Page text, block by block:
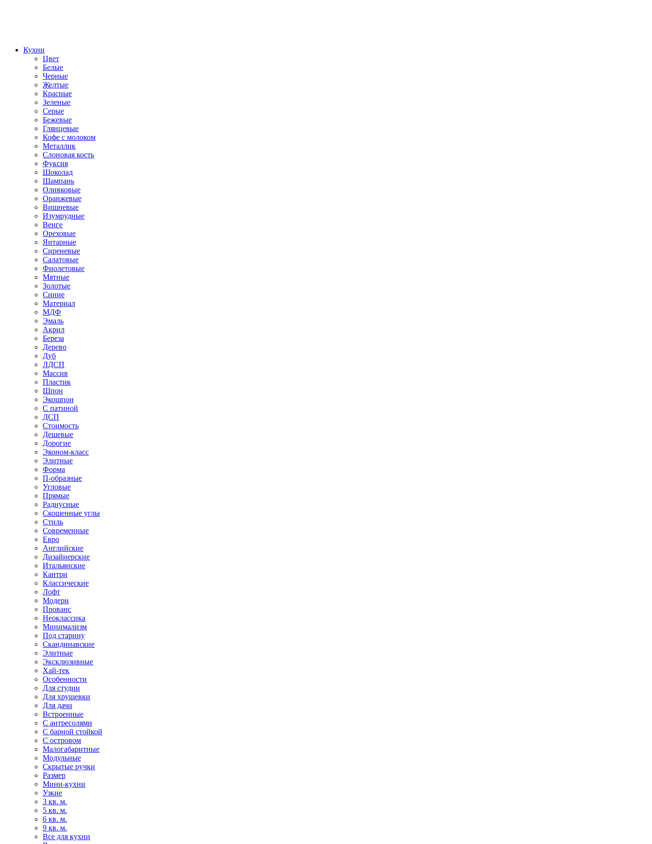
Кухни
Цвет
Белые
Черные
Желтые
Красные
Зеленые
Серые
Бежевые
Глянцевые
Кофе с молоком
Металлик
Слоновая кость
Фуксия
Шоколад
Шампань
Оливковые
Оранжевые
Вишневые
Изумрудные
Венге
Ореховые
Янтарные
Сиреневые
Салатовые
Фиолетовые
Мятные
Золотые
Синие
Материал
МДФ
Эмаль
Акрил
Береза
Дерево
Дуб
ЛДСП
Массив
Пластик
Шпон
Экошпон
С патиной
ДСП
Стоимость
Дешевые
Дорогие
Эконом-класс
Элитные
Форма
П-образные
Угловые
Прямые
Радиусные
Скошенные углы
Стиль
Современные
Евро
Английские
Дизайнерские
Итальянские
Кантри
Классические
Лофт
Модерн
Прованс
Неоклассика
Минимализм
Под старину
Скандинавские
Элитные
Эксклюзивные
Хай-тек
Особенности
Для студии
Для хрущевки
Для дачи
Встроенные
С антресолями
С барной стойкой
С островом
Малогабаритные
Модульные
Скрытые ручки
Размер
Мини-кухни
Узкие
3 кв. м.
5 кв. м.
6 кв. м.
9 кв. м.
Все для кухни